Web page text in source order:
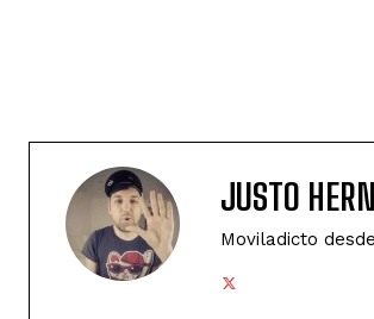
JUSTO
Moviladicto